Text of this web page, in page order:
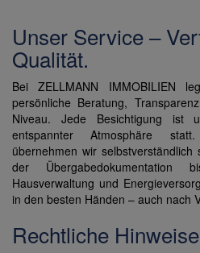
Unser Service –
Qualität.
Bei ZELLMANN IMMOBILIEN
persönliche Beratung,
Niveau. Jede Besichtigung ist
entspannter Atmosphäre
übernehmen wir
der
Hausverwaltung und
in den besten Händen – auch nach
Rechtliche Hinweise